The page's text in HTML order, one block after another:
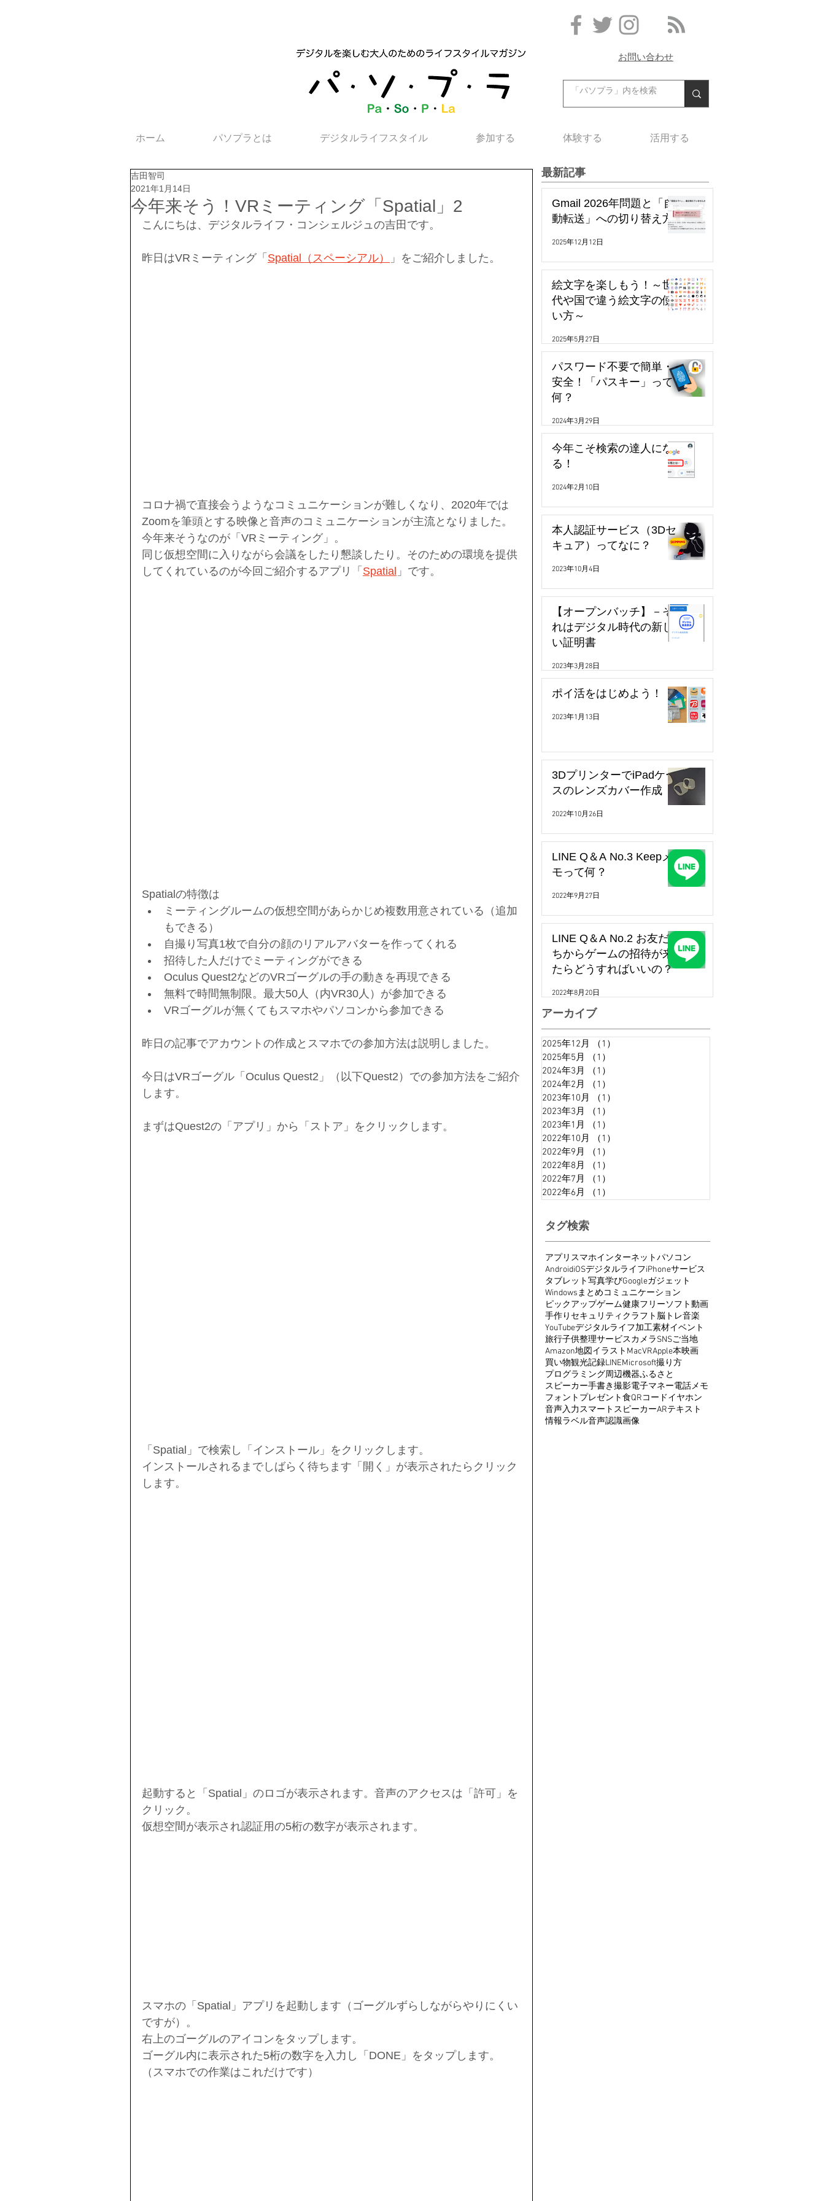
お問い合わせ
ホーム パソプラとは デジタルライフスタイル 参加する 体験する 活用する
今年来そう！VRミーティング「Spatial」2
吉田智司
2021年1月14日
こんにちは、デジタルライフ・コンシェルジュの吉田です。
昨日はVRミーティング「 Spatial（スペーシアル） 」をご紹介しました。
コロナ禍で直接会うようなコミュニケーションが難しくなり、2020年では
Zoomを筆頭とする映像と音声のコミュニケーションが主流となりました。
今年来そうなのが「VRミーティング」。
同じ仮想空間に入りながら会議をしたり懇談したり。そのための環境を提供
してくれているのが今回ご紹介するアプリ「 Spatial 」です。
Spatialの特徴は
ミーティングルームの仮想空間があらかじめ複数用意されている（追加
もできる）
自撮り写真1枚で自分の顔のリアルアバターを作ってくれる
招待した人だけでミーティングができる
Oculus Quest2などのVRゴーグルの手の動きを再現できる
無料で時間無制限。最大50人（内VR30人）が参加できる
VRゴーグルが無くてもスマホやパソコンから参加できる
昨日の記事でアカウントの作成とスマホでの参加方法は説明しました。
今日はVRゴーグル「 Oculus Quest2」（以下Quest2）での参加方法をご紹介
します。
まずはQuest2の「アプリ」から「ストア」をクリックします。
「Spatial」で検索し「インストール」をクリックします。
インストールされるまでしばらく待ちます「開く」が表示されたらクリック
します。
起動すると「Spatial」のロゴが表示されます。音声のアクセスは「許可」を
クリック。
仮想空間が表示され認証用の5桁の数字が表示されます。
スマホの「Spatial」アプリを起動します（ゴーグルずらしながらやりにくい
ですが）。
右上のゴーグルのアイコンをタップします。
ゴーグル内に表示された5桁の数字を入力し「DONE」をタップします。
（スマホでの作業はこれだけです）
最新記事
Gmail 2026年問題と「自
動転送」への切り替え方
2025年12月12日
絵文字を楽しもう！～世
代や国で違う絵文字の使
い方～
2025年5月27日
パスワード不要で簡単・
安全！「パスキー」って
何？
2024年3月29日
今年こそ検索の達人にな
る！
2024年2月10日
本人認証サービス（3Dセ
キュア）ってなに？
2023年10月4日
【オープンバッチ】－そ
れはデジタル時代の新し
い証明書
2023年3月28日
ポイ活をはじめよう！
2023年1月13日
3DプリンターでiPadケー
スのレンズカバー作成
2022年10月26日
LINE Q＆A No.3 Keepメ
モって何？
2022年9月27日
LINE Q＆A No.2 お友だ
ちからゲームの招待が来
たらどうすればいいの？
2022年8月20日
アーカイブ
2025年12月 （1）
2025年5月
（1）
2024年3月
（1）
2024年2月
（1）
2023年10月
（1）
2023年3月
（1）
2023年1月
（1）
2022年10月
（1）
2022年9月
（1）
2022年8月
（1）
2022年7月
（1）
2022年6月
（1）
タグ検索
アプリ スマホインターネットパソコン
AndroidiOSデジタルライフiPhoneサービス
タブレット写真学びGoogleガジェット
Windowsまとめコミュニケーション
ピックアップゲーム健康フリーソフト動画
手作り セキュリティ クラフト脳トレ音楽
YouTubeデジタルライフ加工素材イベント
旅行子供整理サービスカメラSNSご当地
Amazon地図イラスト MacVRApple本映画
買い物観光記録LINEMicrosoft撮り方
プログラミング周辺機器ふるさと
スピーカー手書き撮影電子マネー電話メモ
フォント プレゼント食QRコードイヤホン
音声入力スマートスピーカーARテキスト
情報ラベル音声認識画像